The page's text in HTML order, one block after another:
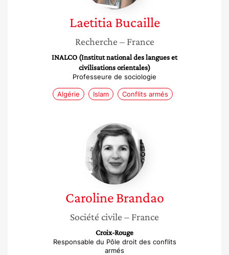
Laetitia Bucaille
Recherche – France
INALCO (Institut national des langues et
civilisations orientales)
Professeure de sociologie
Algérie Islam Conflits armés
Caroline
Brandao
Caroline Brandao
Société civile – France
Croix-Rouge
Responsable du Pôle droit des conflits
armés